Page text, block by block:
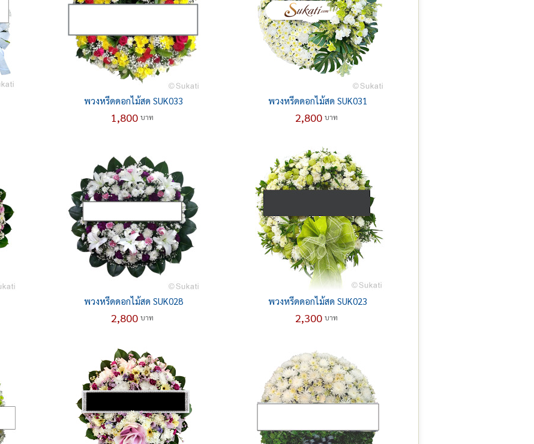
พวงหรีดดอกไม้สด SUK033
1,800บาท
พวงหรีดดอกไม้สด SUK031
2,800บาท
พวงหรีดดอกไม้สด SUK028
2,800บาท
พวงหรีดดอกไม้สด SUK023
2,300บาท